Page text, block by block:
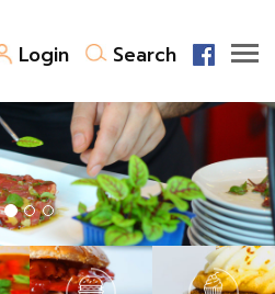
Login Search